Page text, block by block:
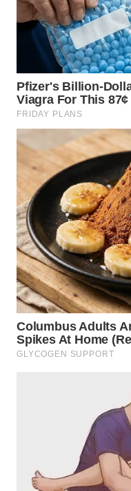
WN
SIMALUNGUN
WN
LABUHANBATU
WN
TAPANULI
TENGAH
WN DELI
SERDANG
WN
TEBING
TINGGI
WN
PAKPAK
WN
BOGOR